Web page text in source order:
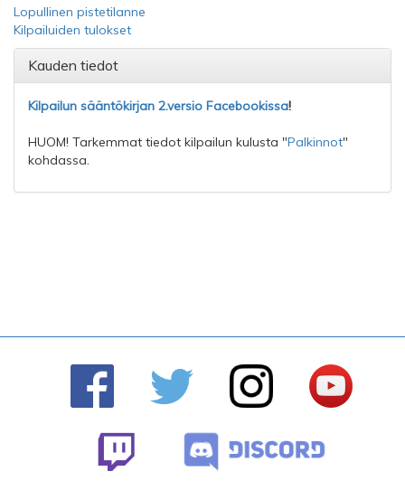
Lopullinen pistetilanne
Kilpailuiden tulokset
Kauden tiedot
Kilpailun sääntökirjan 2.versio Facebookissa!
HUOM! Tarkemmat tiedot kilpailun kulusta "Palkinnot"
kohdassa.